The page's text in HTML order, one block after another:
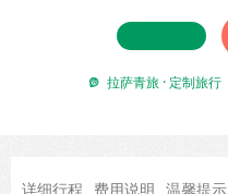
 拉萨青旅 · 定制旅行
详细行程 费用说明 温馨提示